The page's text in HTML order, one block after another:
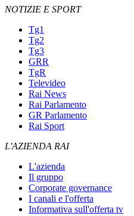
NOTIZIE E SPORT
Tg1
Tg2
Tg3
GRR
TgR
Televideo
Rai News
Rai Parlamento
GR Parlamento
Rai Sport
L'AZIENDA RAI
L'azienda
Il gruppo
Corporate governance
I canali e l'offerta
Informativa sull'offerta tv